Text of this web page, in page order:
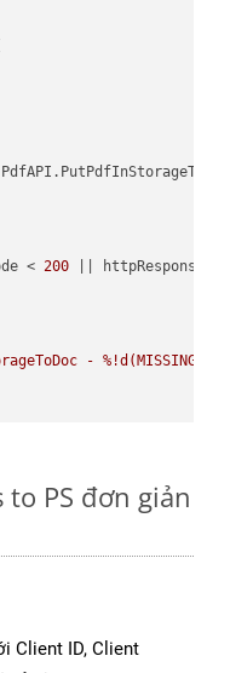
< 200 ||
- %!d(MISSING)\n"
to PS đơn giản
Client ID, Client